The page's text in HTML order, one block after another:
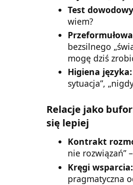
Test
wiem?
bezsilnego
mogę dziś
Higiena języka:
sytuacja”,
Relacje jako
się lepiej
Kontrakt
nie rozwiązań”
Kręgi wsparcia:
pragmatyczna